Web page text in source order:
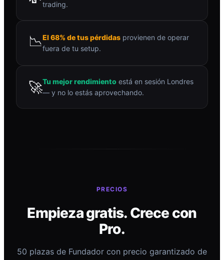
trading.
📉El 68% de tus pérdidas provienen de operar
fuera de tu setup.
🚀Tu mejor rendimiento está en sesión Londres
— y no lo estás aprovechando.
PRECIOS
Empieza gratis. Crece con
Pro.
50 plazas de Fundador con precio garantizado de